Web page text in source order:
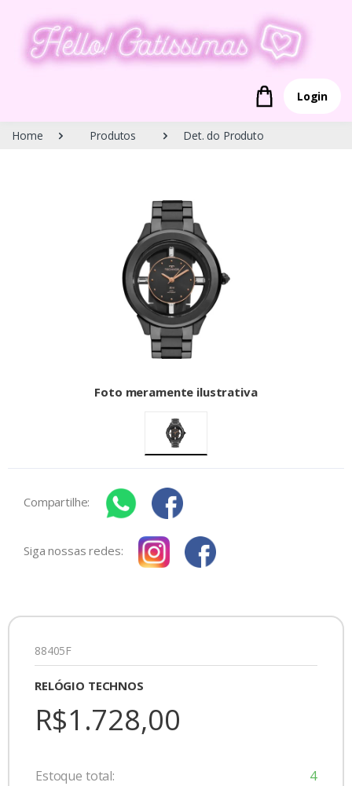
Login
Home Produtos Det. do Produto
Foto meramente ilustrativa
Compartilhe:
Siga nossas redes:
88405F
RELÓGIO TECHNOS
R$1.728,00
Estoque total: 4